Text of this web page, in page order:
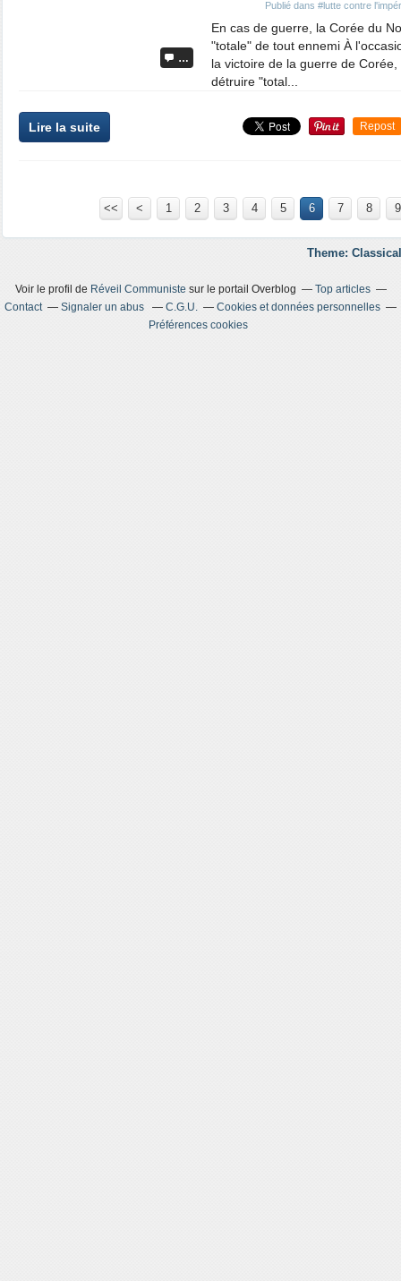
…
Publié dans #lutte contre
En cas de guerre, la Corée du
"totale" de tout ennemi À
la victoire de la guerre de
détruire "total...
Lire la suite Repost
<< < 1 2 3 4 5 6 7 8 9
Theme:
Voir le profil de Réveil Communiste sur le portail Overblog
Top articles
Contact
Signaler un abus C.G.U.
Cookies et données personnelles
Préférences cookies